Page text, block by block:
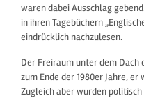
waren dabei Ausschlag
in ihren Tagebüchern
eindrücklich nachzulesen.
Der Freiraum unter dem
zum Ende der 1980er Jahre,
Zugleich aber wurden